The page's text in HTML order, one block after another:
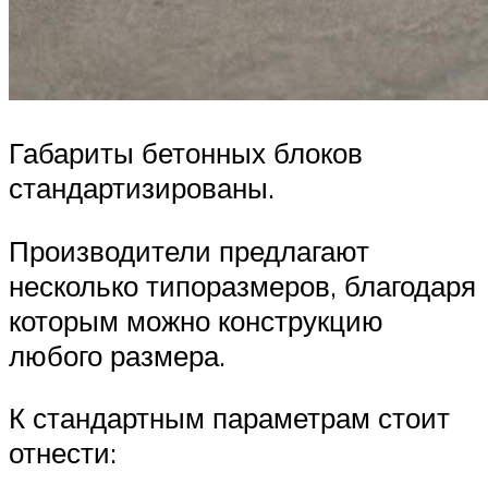
Габариты бетонных блоков
стандартизированы.
Производители предлагают
несколько типоразмеров, благодаря
которым можно конструкцию
любого размера.
К стандартным параметрам стоит
отнести: